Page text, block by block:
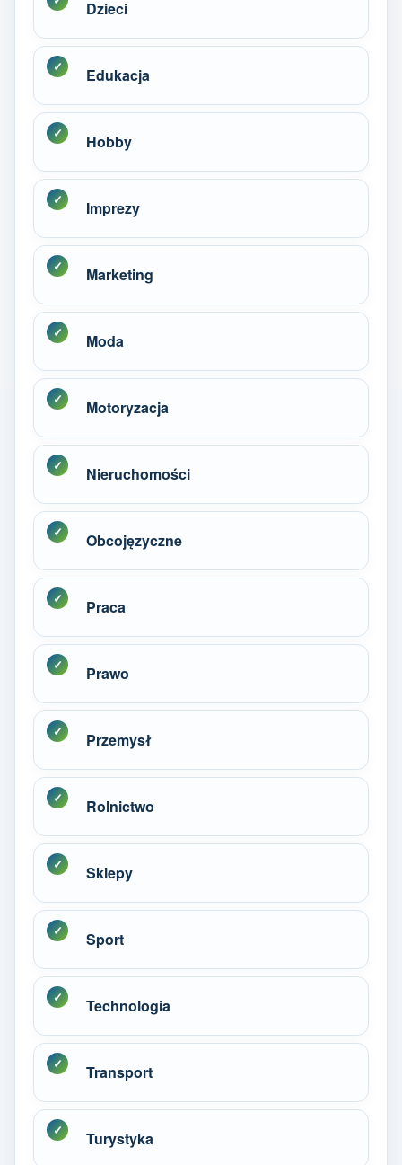
Dzieci
Edukacja
Hobby
Imprezy
Marketing
Moda
Motoryzacja
Nieruchomości
Obcojęzyczne
Praca
Prawo
Przemysł
Rolnictwo
Sklepy
Sport
Technologia
Transport
Turystyka